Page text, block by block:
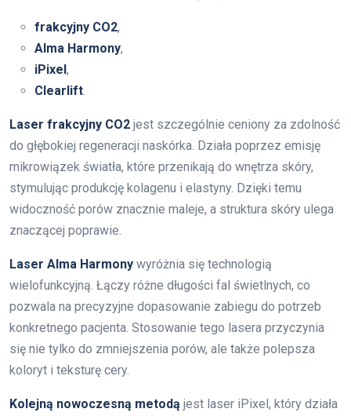
frakcyjny CO2,
Alma Harmony,
iPixel,
Clearlift
Laser frakcyjny CO2 jest szczególnie ceniony za zdolność
do głębokiej regeneracji naskórka. Działa poprzez emisję
mikrowiązek światła, które przenikają do wnętrza skóry,
stymulując produkcję kolagenu i elastyny. Dzięki temu
widoczność porów znacznie maleje, a struktura skóry ulega
znaczącej poprawie.
Laser Alma Harmony wyróżnia się technologią
wielofunkcyjną. Łączy różne długości fal świetlnych, co
pozwala na precyzyjne dopasowanie zabiegu do potrzeb
konkretnego pacjenta. Stosowanie tego lasera przyczynia
się nie tylko do zmniejszenia porów, ale także polepsza
koloryt i teksturę cery.
Kolejną nowoczesną metodą jest laser iPixel, który działa